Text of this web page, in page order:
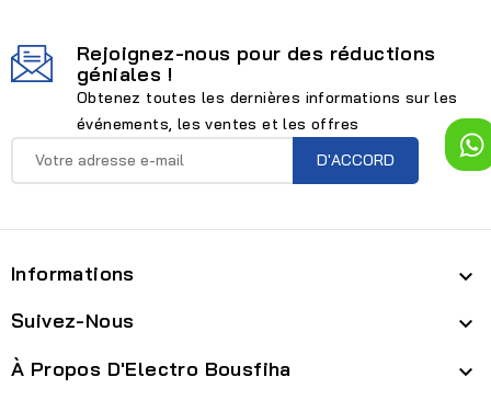
Rejoignez-nous pour des réductions
géniales !
Obtenez toutes les dernières informations sur les
événements, les ventes et les offres
Informations 
Suivez-Nous 
À Propos D'Electro Bousfiha 